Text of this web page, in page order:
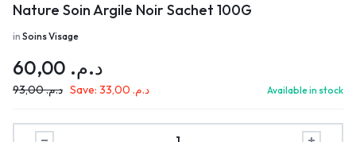
Nature Soin Argile Noir Sachet 100G
in Soins Visage
د.م.
د.م.93,00 Save: د.م. Available in stock